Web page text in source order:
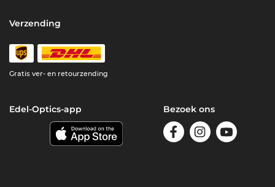
Verzending
Gratis ver- en retourzending
Edel-Optics-app Bezoek ons